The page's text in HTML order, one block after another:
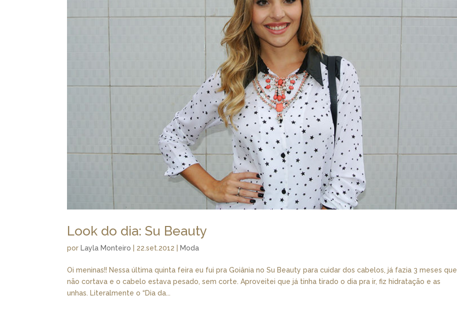
Look do dia: Su Beauty
por Layla Monteiro 22.set.2012 Moda
Oi meninas!! Nessa última quinta feira eu fui pra Goiânia no Su Beauty para cuidar dos cabelos, já fazia 3 meses que
não cortava e o cabelo estava pesado, sem corte. Aproveitei que já tinha tirado o dia pra ir, fiz hidratação e as
unhas. Literalmente o “Dia da...